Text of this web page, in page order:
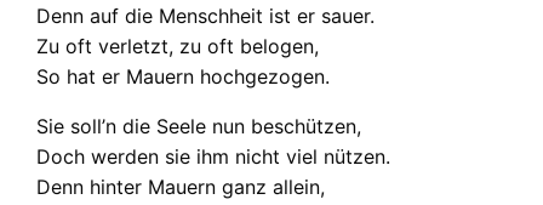
Denn auf die Menschheit ist er sauer.
Zu oft verletzt, zu oft belogen,
So hat er Mauern hochgezogen.
Sie soll’n die Seele nun beschützen,
Doch werden sie ihm nicht viel nützen.
Denn hinter Mauern ganz allein,